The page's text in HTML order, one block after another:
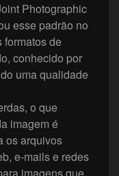
Photographic
esse padrão no
formatos de
conhecido por
uma qualidade
o que
imagem é
os arquivos
e-mails e redes